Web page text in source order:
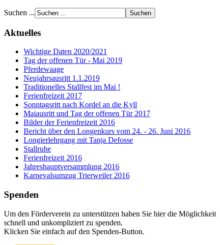
Suchen ...
Aktuelles
Wichtige Daten 2020/2021
Tag der offenen Tür - Mai 2019
Pferdewaage
Neujahrsausritt 1.1.2019
Traditionelles Stallfest im Mai !
Ferienfreizeit 2017
Sonntagsritt nach Kordel an die Kyll
Maiausritt und Tag der offenen Tür 2017
Bilder der Ferienfreizeit 2016
Bericht über den Longenkurs vom 24. - 26. Juni 2016
Longierlehrgang mit Tanja Defosse
Stallruhe
Ferienfreizeit 2016
Jahreshauptversammlung 2016
Karnevalsumzug Trierweiler 2016
Spenden
Um den Förderverein zu unterstützen haben Sie hier die Möglichkeit
schnell und unkompliziert zu spenden.
Klicken Sie einfach auf den Spenden-Button.